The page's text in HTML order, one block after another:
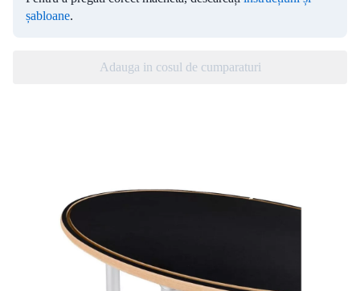
șabloane.
Adauga in cosul de cumparaturi
modern și finisajul impecabil al printului textil tensionat, oferind o
prezență vizuală distinctă față de alte soluții similare.
Construit pe o structură modulară, demontabilă, cu blat oval din
MDF și profil special din aluminiu ușor, dar extrem de rezistent,
desk-ul asigură stabilitate și durabilitate. Se montează rapid, fără a
necesita unelte speciale – o singură persoană îl poate asambla în